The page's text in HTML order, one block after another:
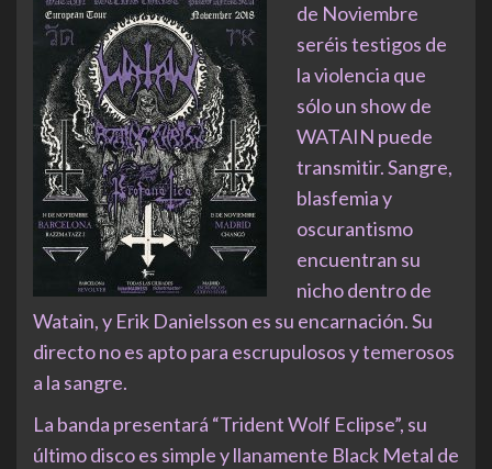
de Noviembre
seréis testigos de
la violencia que
sólo un show de
WATAIN puede
transmitir. Sangre,
blasfemia y
oscurantismo
encuentran su
nicho dentro de
Watain, y Erik Danielsson es su encarnación. Su
directo no es apto para escrupulosos y temerosos
a la sangre.
La banda presentará “Trident Wolf Eclipse”, su
último disco es simple y llanamente Black Metal de